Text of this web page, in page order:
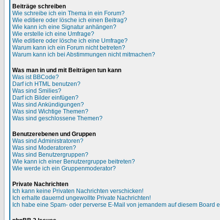
Beiträge schreiben
Wie schreibe ich ein Thema in ein Forum?
Wie editiere oder lösche ich einen Beitrag?
Wie kann ich eine Signatur anhängen?
Wie erstelle ich eine Umfrage?
Wie editiere oder lösche ich eine Umfrage?
Warum kann ich ein Forum nicht betreten?
Warum kann ich bei Abstimmungen nicht mitmachen?
Was man in und mit Beiträgen tun kann
Was ist BBCode?
Darf ich HTML benutzen?
Was sind Smilies?
Darf ich Bilder einfügen?
Was sind Ankündigungen?
Was sind Wichtige Themen?
Was sind geschlossene Themen?
Benutzerebenen und Gruppen
Was sind Administratoren?
Was sind Moderatoren?
Was sind Benutzergruppen?
Wie kann ich einer Benutzergruppe beitreten?
Wie werde ich ein Gruppenmoderator?
Private Nachrichten
Ich kann keine Privaten Nachrichten verschicken!
Ich erhalte dauernd ungewollte Private Nachrichten!
Ich habe eine Spam- oder perverse E-Mail von jemandem auf diesem Board